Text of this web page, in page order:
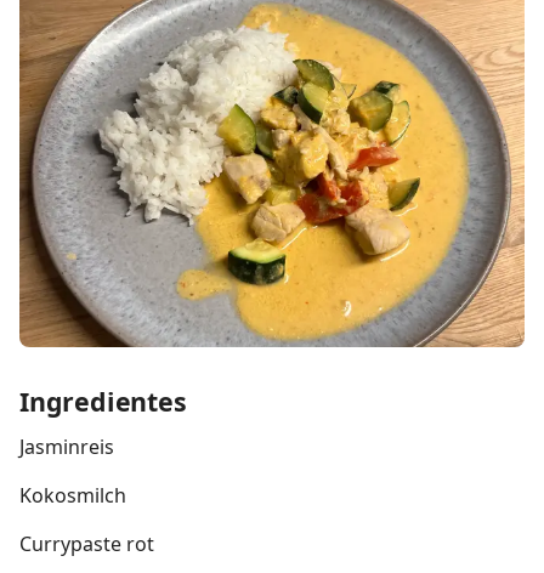
Ingredientes
Jasminreis
Kokosmilch
Currypaste rot